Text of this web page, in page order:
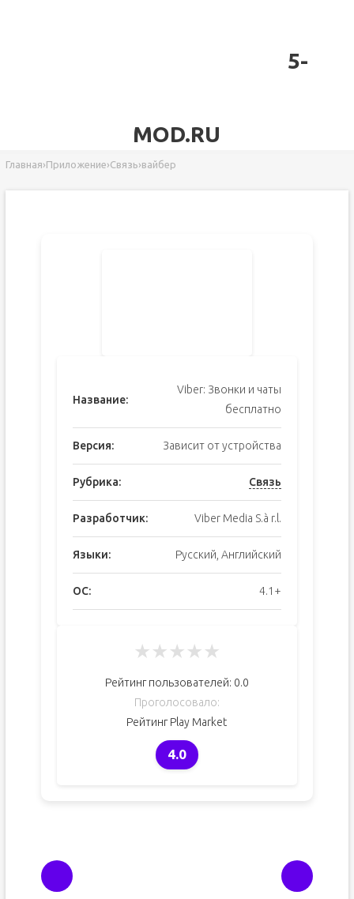
5-
MOD.RU
Главная›Приложение›Связь›вайбер
Название:
Viber: Звонки и чаты
бесплатно
Версия: Зависит от устройства
Рубрика: Связь
Разработчик: Viber Media S.à r.l.
Языки: Русский, Английский
ОС: 4.1+
★★★★★
Рейтинг пользователей: 0.0
Проголосовало:
Рейтинг Play Market
4.0